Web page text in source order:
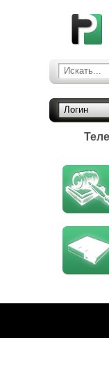
Искать...
Логин